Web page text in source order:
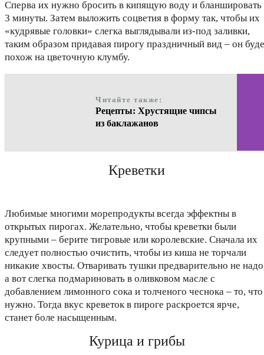
Сперва их нужно бросить в кипящую воду и бланшировать
3 минуты. Затем выложить соцветия в форму так, чтобы их
«кудрявые головки» слегка выглядывали из-под заливки,
таким образом придавая пирогу праздничный вид – он
похож на цветочную клумбу.
Читайте также:
Рецепты: Хрустящие чипсы
из баклажанов
Креветки
Любимые многими морепродукты всегда эффектны в
открытых пирогах. Желательно, чтобы креветки были
крупными – берите тигровые или королевские. Сначала их
следует полностью очистить, чтобы из киша не торчали
никакие хвосты. Отваривать тушки предварительно не
а вот слегка подмариновать в оливковом масле с
добавлением лимонного сока и толченого чеснока – то, что
нужно. Тогда вкус креветок в пироге раскроется ярче,
станет боле насыщенным.
Курица и грибы